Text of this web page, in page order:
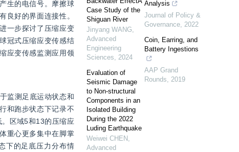
生的电信号。摩擦球
良好的界面连接性。
一步探讨了压缩应变
冠式压缩应变传感结
应变传感监测应用领
监测足底运动状态和
和跑步状态下记录不
区域5和13的压缩应
重心更多集中在脚掌
下的足底压力分布情
Case Study of the
Shiguan River
Jinyang WANG,
Advanced
Engineering
Sciences, 2024
Evaluation of
Seismic Damage
to Non-structural
Components in an
Isolated Building
During the 2022
Luding Earthquake
Weiwei CHEN ,
Advanced
Analysis
Journal of Policy &
Governance, 2022
Coin, Earring, and
Battery Ingestions
AAP Grand
Rounds, 2019